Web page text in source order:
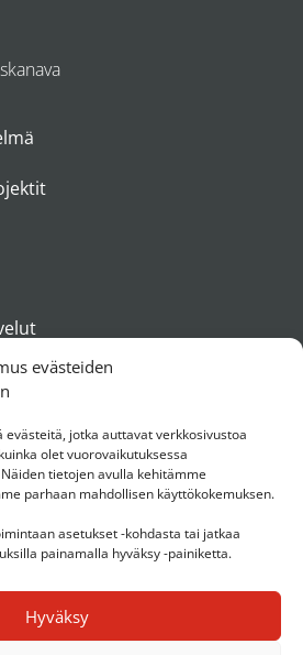
evästeiden
evästeitä, jotka auttavat verkkosivustoa
olet vuorovaikutuksessa
tietojen avulla kehitämme
parhaan mahdollisen käyttökokemuksen.
asetukset -kohdasta tai jatkaa
painamalla hyväksy -painiketta.
Hyväksy